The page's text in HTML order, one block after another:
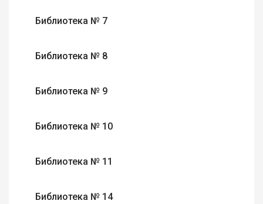
Библиотека № 7
Библиотека № 8
Библиотека № 9
Библиотека № 10
Библиотека № 11
Библиотека № 14